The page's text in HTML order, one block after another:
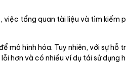
việc tổng quan tài liệu và tìm kiếm
mô hình hóa. Tuy nhiên, với sự hỗ
hơn và có nhiều ví dụ tái sử dụng